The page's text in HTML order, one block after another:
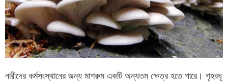
নারীদের কর্মসংস্থানের জন্য মাশরুম একটি অন্যতম ক্ষেত্র হতে পারে। গৃহবধূ